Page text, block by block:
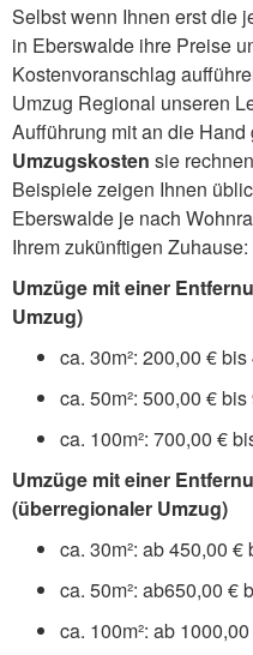
Selbst wenn Ihnen erst die
in Eberswalde ihre Preise
Kostenvoranschlag
Umzug Regional unseren
Aufführung mit an die
Umzugskosten sie
Beispiele zeigen Ihnen
Eberswalde je nach
Ihrem zukünftigen Zuhause:
Umzüge mit einer
Umzug)
ca. 30m²: 200,00 €
ca. 50m²: 500,00 €
ca. 100m²: 700,00 €
Umzüge mit einer
(überregionaler Umzug)
ca. 30m²: ab 450,00 €
ca. 50m²: ab650,00 €
ca. 100m²: ab